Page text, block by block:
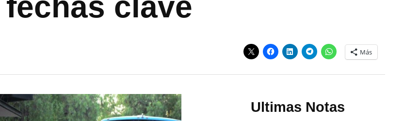
Más
Ultimas Notas